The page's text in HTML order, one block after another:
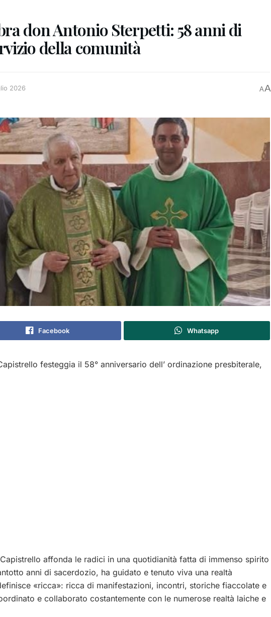
don Antonio Sterpetti: 58 anni di
della comunità
2026 AA
Facebook Whatsapp
festeggia il 58° anniversario dell’ ordinazione presbiterale,
affonda le radici in una quotidianità fatta di immenso spirito
anni di sacerdozio, ha guidato e tenuto viva una realtà
«ricca»: ricca di manifestazioni, incontri, storiche fiaccolate e
e collaborato costantemente con le numerose realtà laiche e